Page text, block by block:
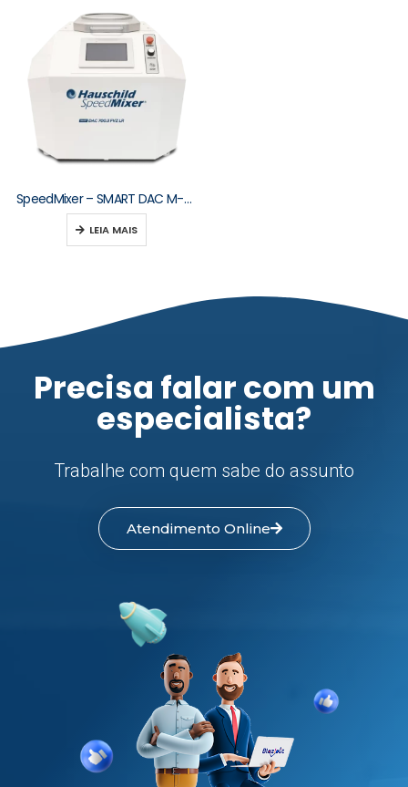
SpeedMixer – SMART DAC M-Series 250–2000 g
LEIA MAIS
Precisa falar com um
especialista?
Trabalhe com quem sabe do assunto
Atendimento Online